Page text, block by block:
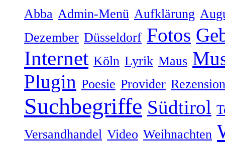
Abba Admin-Menü Aufklärung
Dezember Düsseldorf Fotos
Internet Köln Lyrik Maus
Plugin Poesie Provider Rezension
Suchbegriffe Südtirol
Versandhandel Video Weihnachten